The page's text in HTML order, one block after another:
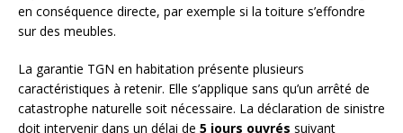
en conséquence directe, par exemple si la toiture s’effondre
sur des meubles.
La garantie TGN en habitation présente plusieurs
caractéristiques à retenir. Elle s’applique sans qu’un arrêté de
catastrophe naturelle soit nécessaire. La déclaration de sinistre
doit intervenir dans un délai de 5 jours ouvrés suivant